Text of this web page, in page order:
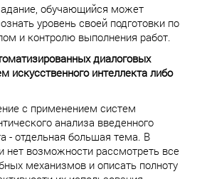
обучающийся может
уровень своей подготовки по
и контролю выполнения работ.
диалоговых
искусственного интеллекта либо
с применением систем
анализа введенного
- отдельная большая тема. В
нет возможности рассмотреть все
механизмов и описать полноту